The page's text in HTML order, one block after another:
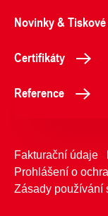
Novinky &
Certifikáty
Reference
Fakturační údaje
Prohlášení o
Zásady používání